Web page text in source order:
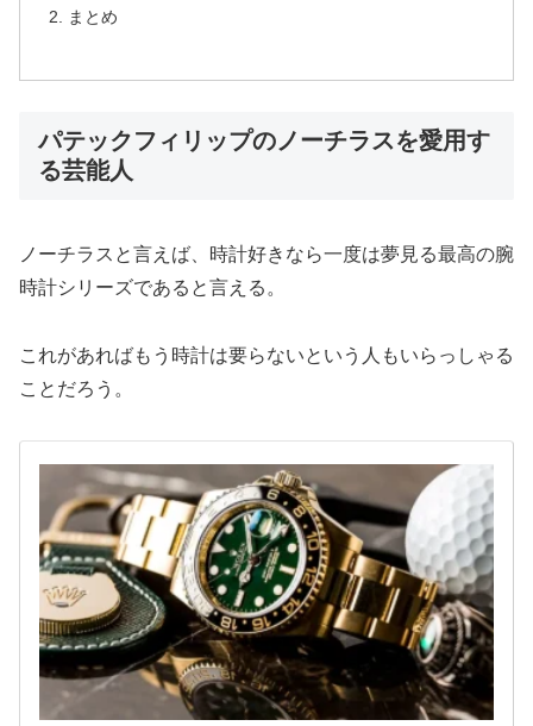
まとめ
パテックフィリップのノーチラスを愛用す
る芸能人
ノーチラスと言えば、時計好きなら一度は夢見る最高の腕
時計シリーズであると言える。
これがあればもう時計は要らないという人もいらっしゃる
ことだろう。